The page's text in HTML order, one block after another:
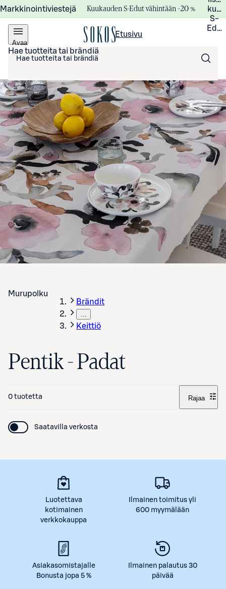
Markkinointiviestejä Kuukauden S-Edut vähintään –20 %
S-
Avaa
valikko
Etusivu
Hae tuotteita tai brändiä
Murupolku
Brändit
Keittiö
Pentik - Padat
0 tuotetta Rajaa
Saatavilla verkosta
Luotettava
kotimainen
verkkokauppa
Ilmainen toimitus yli
600 myymälään
Asiakasomistajalle
Bonusta jopa 5 %
Ilmainen palautus 30
päivää